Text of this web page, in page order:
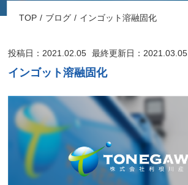
TOP ブログ インゴット溶融固化
投稿日：2021.02.05 最終更新日：2021.03.05
インゴット溶融固化